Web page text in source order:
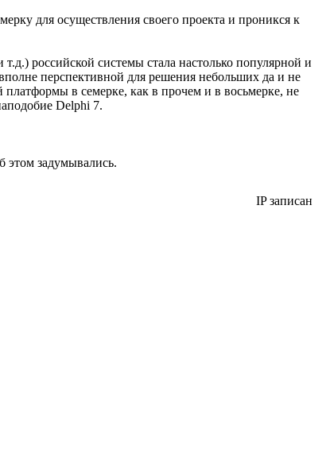
для осуществления своего проекта и проникся к
российской системы стала настолько популярной и
перспективной для решения небольших да и не
в семерке, как в прочем и в восьмерке, не
Delphi 7.
этом задумывались.
IP записан